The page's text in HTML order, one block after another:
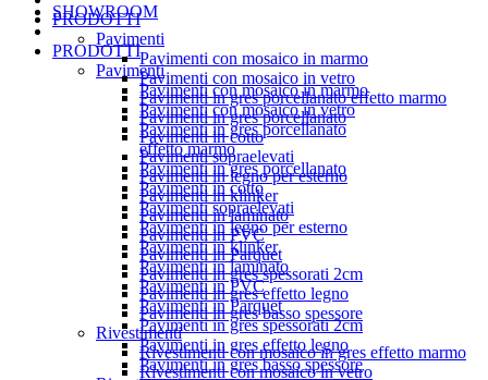
SHOWROOM
PRODOTTI
Pavimenti
Pavimenti con mosaico in marmo
Pavimenti con mosaico in vetro
Pavimenti in gres porcellanato
effetto marmo
Pavimenti in gres porcellanato
Pavimenti in cotto
Pavimenti sopraelevati
Pavimenti in legno per esterno
Pavimenti in klinker
Pavimenti in laminato
Pavimenti in PVC
Pavimenti in Parquet
Pavimenti in gres spessorati 2cm
Pavimenti in gres effetto legno
Pavimenti in gres basso spessore
PRODOTTI
Pavimenti
Pavimenti con mosaico in marmo
Pavimenti con mosaico in vetro
Pavimenti in gres porcellanato effetto marmo
Pavimenti in gres porcellanato
Pavimenti in cotto
Pavimenti sopraelevati
Pavimenti in legno per esterno
Pavimenti in klinker
Pavimenti in laminato
Pavimenti in PVC
Pavimenti in Parquet
Pavimenti in gres spessorati 2cm
Pavimenti in gres effetto legno
Pavimenti in gres basso spessore
Rivestimenti
Rivestimenti con mosaico in gres effetto marmo
Rivestimenti con mosaico in vetro